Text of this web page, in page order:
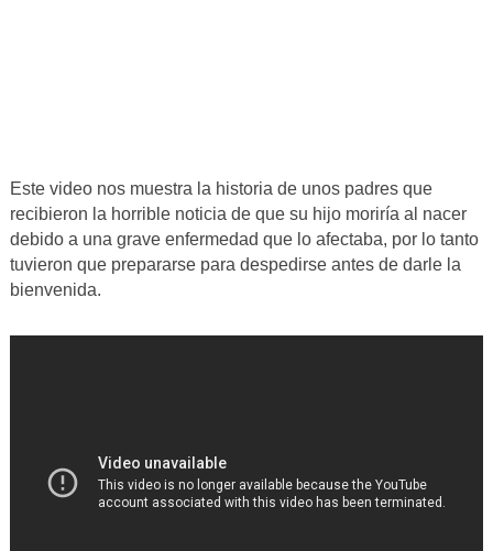
Este video nos muestra la historia de unos padres que
recibieron la horrible noticia de que su hijo moriría al nacer
debido a una grave enfermedad que lo afectaba, por lo tanto
tuvieron que prepararse para despedirse antes de darle la
bienvenida.